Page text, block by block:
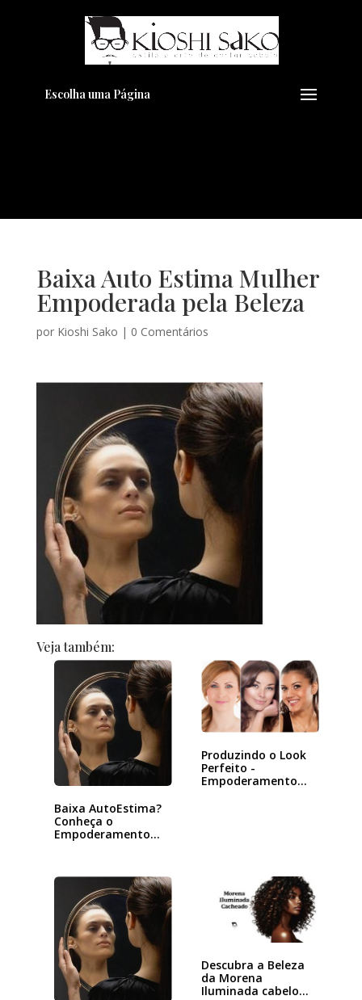
Escolha uma Página
Baixa Auto Estima Mulher
Empoderada pela Beleza
por Kioshi Sako | 0 Comentários
Veja também:
Baixa AutoEstima?
Conheça o
Empoderamento
Produzindo o Look
Perfeito -
Empoderamento
Descubra a Beleza
da Morena
Iluminada cabelo…
Pensando em transformar seu
Visual??